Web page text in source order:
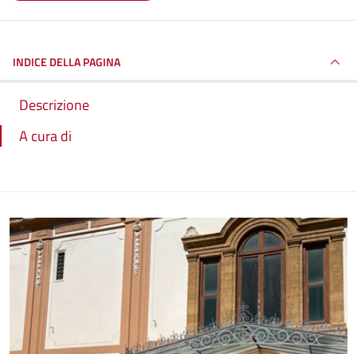
INDICE DELLA PAGINA
Descrizione
A cura di